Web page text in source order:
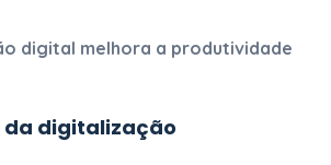
digital melhora a produtividade
digitalização